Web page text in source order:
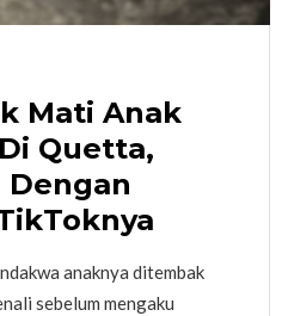
Mati Anak
Quetta,
Dengan
anaknya ditembak
sebelum mengaku